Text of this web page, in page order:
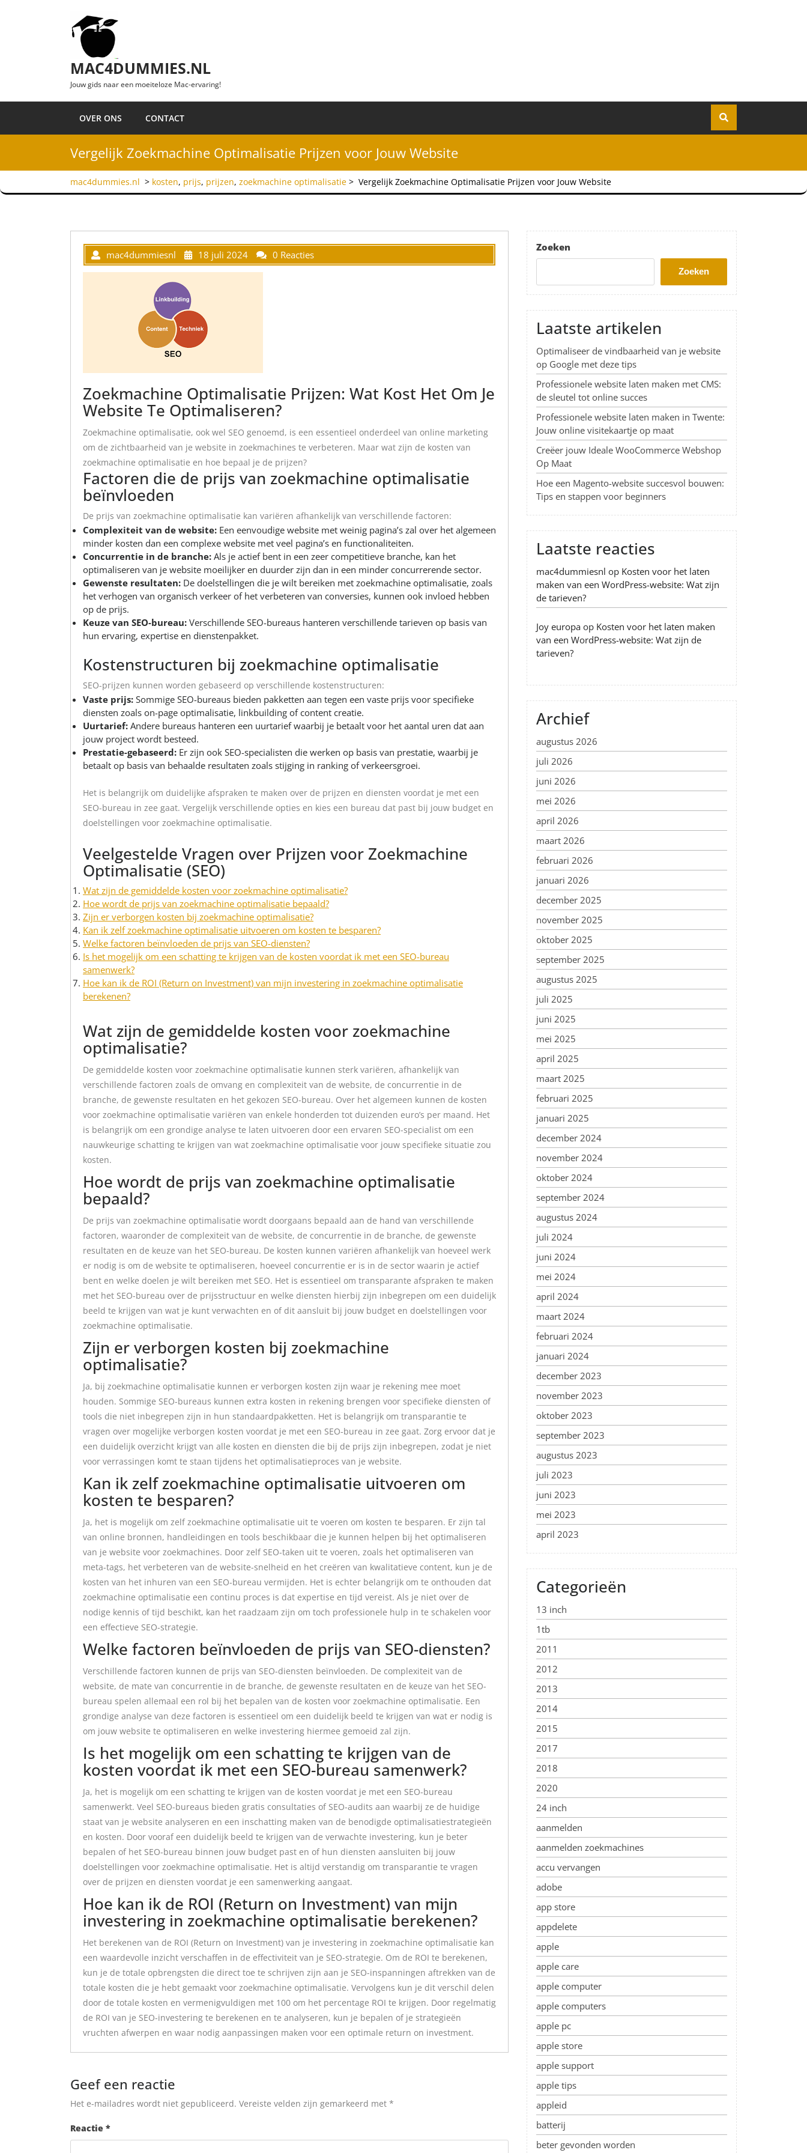
MAC4DUMMIES.NL
Jouw gids naar een moeiteloze Mac-ervaring!
OVER ONS CONTACT
Vergelijk Zoekmachine Optimalisatie Prijzen voor Jouw Website
mac4dummies.nl > kosten, prijs, prijzen, zoekmachine optimalisatie > Vergelijk Zoekmachine Optimalisatie Prijzen voor Jouw Website
mac4dummiesnl 18 juli 2024 0 Reacties
Zoekmachine Optimalisatie Prijzen: Wat Kost Het Om Je
Website Te Optimaliseren?
Zoekmachine optimalisatie, ook wel SEO genoemd, is een essentieel onderdeel van online marketing
om de zichtbaarheid van je website in zoekmachines te verbeteren. Maar wat zijn de kosten van
zoekmachine optimalisatie en hoe bepaal je de prijzen?
Factoren die de prijs van zoekmachine optimalisatie
beïnvloeden
De prijs van zoekmachine optimalisatie kan variëren afhankelijk van verschillende factoren:
Complexiteit van de website: Een eenvoudige website met weinig pagina’s zal over het algemeen
minder kosten dan een complexe website met veel pagina’s en functionaliteiten.
Concurrentie in de branche: Als je actief bent in een zeer competitieve branche, kan het
optimaliseren van je website moeilijker en duurder zijn dan in een minder concurrerende sector.
Gewenste resultaten: De doelstellingen die je wilt bereiken met zoekmachine optimalisatie, zoals
het verhogen van organisch verkeer of het verbeteren van conversies, kunnen ook invloed hebben
op de prijs.
Keuze van SEO-bureau: Verschillende SEO-bureaus hanteren verschillende tarieven op basis van
hun ervaring, expertise en dienstenpakket.
Kostenstructuren bij zoekmachine optimalisatie
SEO-prijzen kunnen worden gebaseerd op verschillende kostenstructuren:
Vaste prijs: Sommige SEO-bureaus bieden pakketten aan tegen een vaste prijs voor specifieke
diensten zoals on-page optimalisatie, linkbuilding of content creatie.
Uurtarief: Andere bureaus hanteren een uurtarief waarbij je betaalt voor het aantal uren dat aan
jouw project wordt besteed.
Prestatie-gebaseerd: Er zijn ook SEO-specialisten die werken op basis van prestatie, waarbij je
betaalt op basis van behaalde resultaten zoals stijging in ranking of verkeersgroei.
Het is belangrijk om duidelijke afspraken te maken over de prijzen en diensten voordat je met een
SEO-bureau in zee gaat. Vergelijk verschillende opties en kies een bureau dat past bij jouw budget en
doelstellingen voor zoekmachine optimalisatie.
Veelgestelde Vragen over Prijzen voor Zoekmachine
Optimalisatie (SEO)
Wat zijn de gemiddelde kosten voor zoekmachine optimalisatie?
Hoe wordt de prijs van zoekmachine optimalisatie bepaald?
Zijn er verborgen kosten bij zoekmachine optimalisatie?
Kan ik zelf zoekmachine optimalisatie uitvoeren om kosten te besparen?
Welke factoren beïnvloeden de prijs van SEO-diensten?
Is het mogelijk om een schatting te krijgen van de kosten voordat ik met een SEO-bureau
samenwerk?
Hoe kan ik de ROI (Return on Investment) van mijn investering in zoekmachine optimalisatie
berekenen?
Wat zijn de gemiddelde kosten voor zoekmachine
optimalisatie?
De gemiddelde kosten voor zoekmachine optimalisatie kunnen sterk variëren, afhankelijk van
verschillende factoren zoals de omvang en complexiteit van de website, de concurrentie in de
branche, de gewenste resultaten en het gekozen SEO-bureau. Over het algemeen kunnen de kosten
voor zoekmachine optimalisatie variëren van enkele honderden tot duizenden euro’s per maand. Het
is belangrijk om een grondige analyse te laten uitvoeren door een ervaren SEO-specialist om een
nauwkeurige schatting te krijgen van wat zoekmachine optimalisatie voor jouw specifieke situatie zou
kosten.
Hoe wordt de prijs van zoekmachine optimalisatie
bepaald?
De prijs van zoekmachine optimalisatie wordt doorgaans bepaald aan de hand van verschillende
factoren, waaronder de complexiteit van de website, de concurrentie in de branche, de gewenste
resultaten en de keuze van het SEO-bureau. De kosten kunnen variëren afhankelijk van hoeveel werk
er nodig is om de website te optimaliseren, hoeveel concurrentie er is in de sector waarin je actief
bent en welke doelen je wilt bereiken met SEO. Het is essentieel om transparante afspraken te maken
met het SEO-bureau over de prijsstructuur en welke diensten hierbij zijn inbegrepen om een duidelijk
beeld te krijgen van wat je kunt verwachten en of dit aansluit bij jouw budget en doelstellingen voor
zoekmachine optimalisatie.
Zijn er verborgen kosten bij zoekmachine
optimalisatie?
Ja, bij zoekmachine optimalisatie kunnen er verborgen kosten zijn waar je rekening mee moet
houden. Sommige SEO-bureaus kunnen extra kosten in rekening brengen voor specifieke diensten of
tools die niet inbegrepen zijn in hun standaardpakketten. Het is belangrijk om transparantie te
vragen over mogelijke verborgen kosten voordat je met een SEO-bureau in zee gaat. Zorg ervoor dat je
een duidelijk overzicht krijgt van alle kosten en diensten die bij de prijs zijn inbegrepen, zodat je niet
voor verrassingen komt te staan tijdens het optimalisatieproces van je website.
Kan ik zelf zoekmachine optimalisatie uitvoeren om
kosten te besparen?
Ja, het is mogelijk om zelf zoekmachine optimalisatie uit te voeren om kosten te besparen. Er zijn tal
van online bronnen, handleidingen en tools beschikbaar die je kunnen helpen bij het optimaliseren
van je website voor zoekmachines. Door zelf SEO-taken uit te voeren, zoals het optimaliseren van
meta-tags, het verbeteren van de website-snelheid en het creëren van kwalitatieve content, kun je de
kosten van het inhuren van een SEO-bureau vermijden. Het is echter belangrijk om te onthouden dat
zoekmachine optimalisatie een continu proces is dat expertise en tijd vereist. Als je niet over de
nodige kennis of tijd beschikt, kan het raadzaam zijn om toch professionele hulp in te schakelen voor
een effectieve SEO-strategie.
Welke factoren beïnvloeden de prijs van SEO-diensten?
Verschillende factoren kunnen de prijs van SEO-diensten beïnvloeden. De complexiteit van de
website, de mate van concurrentie in de branche, de gewenste resultaten en de keuze van het SEO-
bureau spelen allemaal een rol bij het bepalen van de kosten voor zoekmachine optimalisatie. Een
grondige analyse van deze factoren is essentieel om een duidelijk beeld te krijgen van wat er nodig is
om jouw website te optimaliseren en welke investering hiermee gemoeid zal zijn.
Is het mogelijk om een schatting te krijgen van de
kosten voordat ik met een SEO-bureau samenwerk?
Ja, het is mogelijk om een schatting te krijgen van de kosten voordat je met een SEO-bureau
samenwerkt. Veel SEO-bureaus bieden gratis consultaties of SEO-audits aan waarbij ze de huidige
staat van je website analyseren en een inschatting maken van de benodigde optimalisatiestrategieën
en kosten. Door vooraf een duidelijk beeld te krijgen van de verwachte investering, kun je beter
bepalen of het SEO-bureau binnen jouw budget past en of hun diensten aansluiten bij jouw
doelstellingen voor zoekmachine optimalisatie. Het is altijd verstandig om transparantie te vragen
over de prijzen en diensten voordat je een samenwerking aangaat.
Hoe kan ik de ROI (Return on Investment) van mijn
investering in zoekmachine optimalisatie berekenen?
Het berekenen van de ROI (Return on Investment) van je investering in zoekmachine optimalisatie kan
een waardevolle inzicht verschaffen in de effectiviteit van je SEO-strategie. Om de ROI te berekenen,
kun je de totale opbrengsten die direct toe te schrijven zijn aan je SEO-inspanningen aftrekken van de
totale kosten die je hebt gemaakt voor zoekmachine optimalisatie. Vervolgens kun je dit verschil delen
door de totale kosten en vermenigvuldigen met 100 om het percentage ROI te krijgen. Door regelmatig
de ROI van je SEO-investering te berekenen en te analyseren, kun je bepalen of je strategieën
vruchten afwerpen en waar nodig aanpassingen maken voor een optimale return on investment.
Geef een reactie
Het e-mailadres wordt niet gepubliceerd. Vereiste velden zijn gemarkeerd met *
Reactie *
Zoeken
Zoeken
Laatste artikelen
Optimaliseer de vindbaarheid van je website
op Google met deze tips
Professionele website laten maken met CMS:
de sleutel tot online succes
Professionele website laten maken in Twente:
Jouw online visitekaartje op maat
Creëer jouw Ideale WooCommerce Webshop
Op Maat
Hoe een Magento-website succesvol bouwen:
Tips en stappen voor beginners
Laatste reacties
mac4dummiesnl op Kosten voor het laten
maken van een WordPress-website: Wat zijn
de tarieven?
Joy europa op Kosten voor het laten maken
van een WordPress-website: Wat zijn de
tarieven?
Archief
augustus 2026
juli 2026
juni 2026
mei 2026
april 2026
maart 2026
februari 2026
januari 2026
december 2025
november 2025
oktober 2025
september 2025
augustus 2025
juli 2025
juni 2025
mei 2025
april 2025
maart 2025
februari 2025
januari 2025
december 2024
november 2024
oktober 2024
september 2024
augustus 2024
juli 2024
juni 2024
mei 2024
april 2024
maart 2024
februari 2024
januari 2024
december 2023
november 2023
oktober 2023
september 2023
augustus 2023
juli 2023
juni 2023
mei 2023
april 2023
Categorieën
13 inch
1tb
2011
2012
2013
2014
2015
2017
2018
2020
24 inch
aanmelden
aanmelden zoekmachines
accu vervangen
adobe
app store
appdelete
apple
apple care
apple computer
apple computers
apple pc
apple store
apple support
apple tips
appleid
batterij
beter gevonden worden